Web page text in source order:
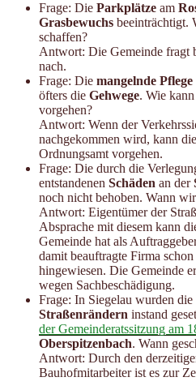
Frage: Die Parkplätze am
Grasbewuchs beeinträchtigt.
schaffen?
Antwort: Die Gemeinde fragt
nach.
Frage: Die mangelnde
öfters die Gehwege. Wie
vorgehen?
Antwort: Wenn der
nachgekommen wird, kann
Ordnungsamt vorgehen.
Frage: Die durch die
entstandenen Schäden an der
noch nicht behoben. Wann
Antwort: Eigentümer der
Absprache mit diesem kann
Gemeinde hat als
damit beauftragte Firma
hingewiesen. Die Gemeinde
wegen Sachbeschädigung.
Frage: In Siegelau wurden die
Straßenrändern instand
der Gemeinderatssitzung am
Oberspitzenbach. Wann
Antwort: Durch den
Bauhofmitarbeiter ist es zur